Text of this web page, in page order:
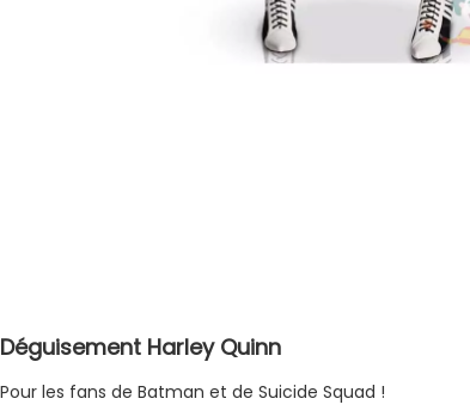
Déguisement Harley Quinn
Pour les fans de Batman et de Suicide Squad !